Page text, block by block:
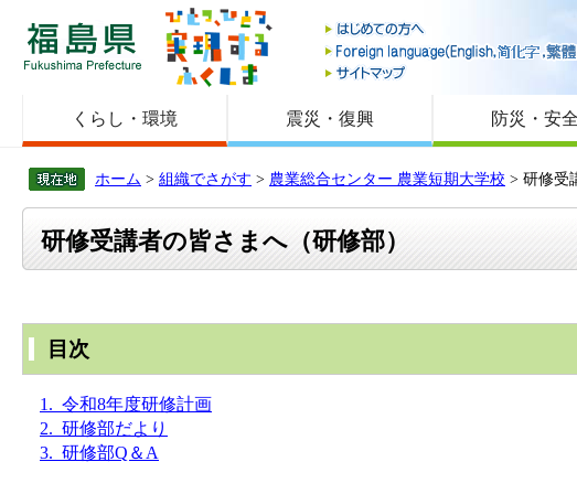
福島県
くらし・環境 震災・復興 防災・安全
ホーム > 組織でさがす > 農業総合センター 農業短期大学校 > 研修受
研修受講者の皆さまへ（研修部）
目次
1. 令和8年度研修計画
2. 研修部だより
3. 研修部Q＆A